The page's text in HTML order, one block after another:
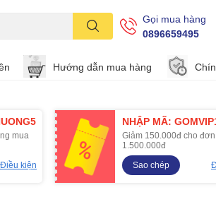
Gọi mua hàng
0896659495
Hướng dẫn mua hàng
mua
Điều kiện
NHẬP MÃ:
Giảm 150.000đ cho
1.500.000đ
Sao chép